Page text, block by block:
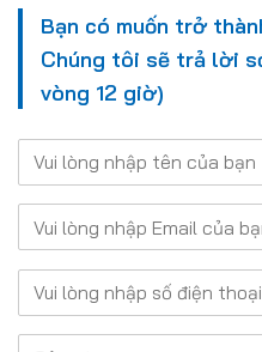
Bạn có muốn trở
Chúng tôi sẽ trả lời
vòng 12 giờ)